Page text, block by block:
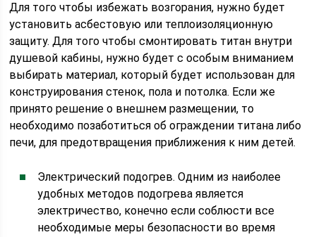
Для того чтобы избежать возгорания, нужно будет
установить асбестовую или теплоизоляционную
защиту. Для того чтобы смонтировать титан внутри
душевой кабины, нужно будет с особым вниманием
выбирать материал, который будет использован для
конструирования стенок, пола и потолка. Если же
принято решение о внешнем размещении, то
необходимо позаботиться об ограждении титана либо
печи, для предотвращения приближения к ним детей.
Электрический подогрев. Одним из наиболее
удобных методов подогрева является
электричество, конечно если соблюсти все
необходимые меры безопасности во время